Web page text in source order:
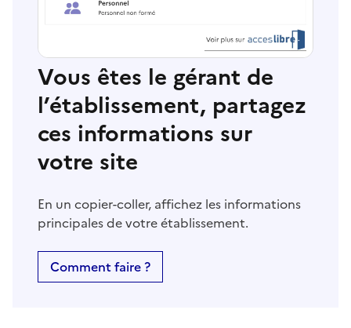
Vous êtes le gérant de
l’établissement, partagez
ces informations sur
votre site
En un copier-coller, affichez les informations
principales de votre établissement.
Comment faire ?